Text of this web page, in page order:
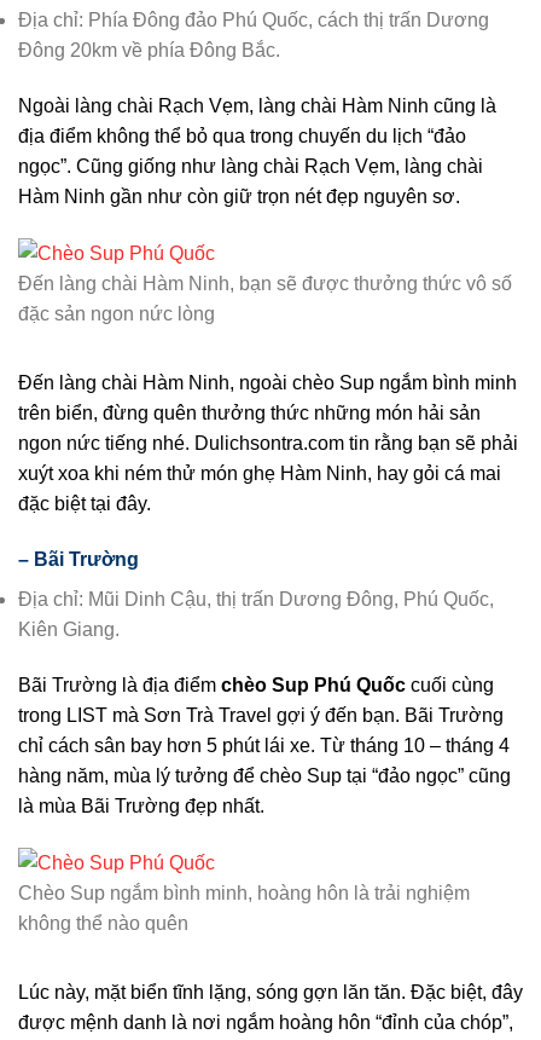
Địa chỉ: Phía Ðông đảo Phú Quốc, cách thị trấn Dương
Đông 20km về phía Đông Bắc.
Ngoài làng chài Rạch Vẹm, làng chài Hàm Ninh cũng là
địa điểm không thể bỏ qua trong chuyến du lịch “đảo
ngọc”. Cũng giống như làng chài Rạch Vẹm, làng chài
Hàm Ninh gần như còn giữ trọn nét đẹp nguyên sơ.
Đến làng chài Hàm Ninh, bạn sẽ được thưởng thức vô số
đặc sản ngon nức lòng
Đến làng chài Hàm Ninh, ngoài chèo Sup ngắm bình minh
trên biển, đừng quên thưởng thức những món hải sản
ngon nức tiếng nhé. Dulichsontra.com tin rằng bạn sẽ phải
xuýt xoa khi ném thử món ghẹ Hàm Ninh, hay gỏi cá mai
đặc biệt tại đây.
– Bãi Trường
Địa chỉ: Mũi Dinh Cậu, thị trấn Dương Đông, Phú Quốc,
Kiên Giang.
Bãi Trường là địa điểm chèo Sup Phú Quốc cuối cùng
trong LIST mà Sơn Trà Travel gợi ý đến bạn. Bãi Trường
chỉ cách sân bay hơn 5 phút lái xe. Từ tháng 10 – tháng 4
hàng năm, mùa lý tưởng để chèo Sup tại “đảo ngọc” cũng
là mùa Bãi Trường đẹp nhất.
Chèo Sup ngắm bình minh, hoàng hôn là trải nghiệm
không thể nào quên
Lúc này, mặt biển tĩnh lặng, sóng gợn lăn tăn. Đặc biệt, đây
được mệnh danh là nơi ngắm hoàng hôn “đỉnh của chóp”,